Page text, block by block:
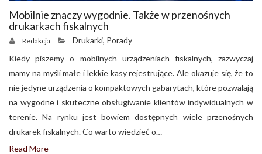
Mobilnie znaczy wygodnie. Także w przenośnych
drukarkach fiskalnych
Redakcja Drukarki, Porady
Kiedy piszemy o mobilnych urządzeniach fiskalnych, zazwyczaj
mamy na myśli małe i lekkie kasy rejestrujące. Ale okazuje się, że to
nie jedyne urządzenia o kompaktowych gabarytach, które pozwalają
na wygodne i skuteczne obsługiwanie klientów indywidualnych w
terenie. Na rynku jest bowiem dostępnych wiele przenośnych
drukarek fiskalnych. Co warto wiedzieć o…
Read More